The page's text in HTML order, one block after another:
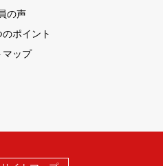
の声
のポイント
マップ